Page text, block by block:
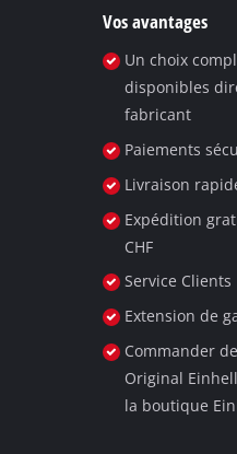
Vos avantages
Un choix
disponibles
fabricant
Paiements
Livraison
Expédition
CHF
Service Clients
Extension de
Commander
Original
la boutique